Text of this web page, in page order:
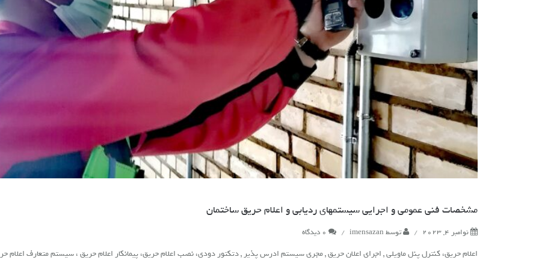
مشخصات فنی عمومی و اجرایی سیستمهای ردیابی و اعلام حریق ساختمان
نوامبر 4, 2023 / توسط imensazan
/
اعلام حریق، کنترل پنل ماویلی , اجرای اعلان حریق , مجری سیستم ادرس پذیر , دتکتور دودی، نصب اعلام حریق، پیمانکار اعلام حریق ، سیستم متعارف اعلام